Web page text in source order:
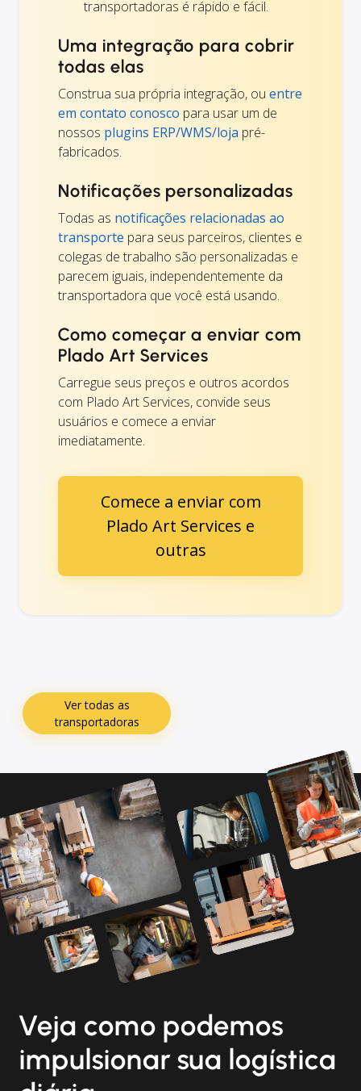
transportadoras é rápido e fácil.
Uma integração para cobrir
todas elas
Construa sua própria integração, ou entre
em contato conosco para usar um de
nossos plugins ERP/WMS/loja pré-
fabricados.
Notificações personalizadas
Todas as notificações relacionadas ao
transporte para seus parceiros, clientes e
colegas de trabalho são personalizadas e
parecem iguais, independentemente da
transportadora que você está usando.
Como começar a enviar com
Plado Art Services
Carregue seus preços e outros acordos
com Plado Art Services, convide seus
usuários e comece a enviar
imediatamente.
Comece a enviar com
Plado Art Services e
outras
Ver todas as
transportadoras
Veja como podemos
impulsionar sua logística